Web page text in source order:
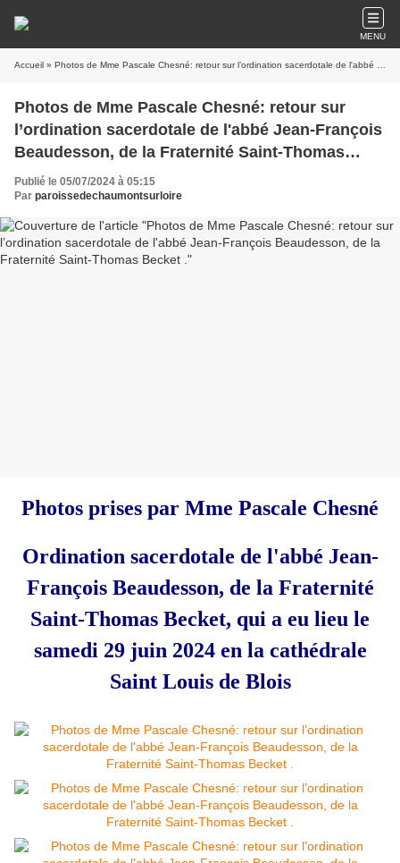
MENU
Accueil » Photos de Mme Pascale Chesné: retour sur l’ordination sacerdotale de l'abbé Jean-François Beaudesson, de la Fraternité Saint-Thomas Becket .
Photos de Mme Pascale Chesné: retour sur
l’ordination sacerdotale de l'abbé Jean-François
Beaudesson, de la Fraternité Saint-Thomas
Becket .
Publié le 05/07/2024 à 05:15
Par paroissedechaumontsurloire
Photos prises par Mme Pascale Chesné
Ordination sacerdotale de l'abbé Jean-
François Beaudesson, de la Fraternité
Saint-Thomas Becket, qui a eu lieu le
samedi 29 juin 2024 en la cathédrale
Saint Louis de Blois